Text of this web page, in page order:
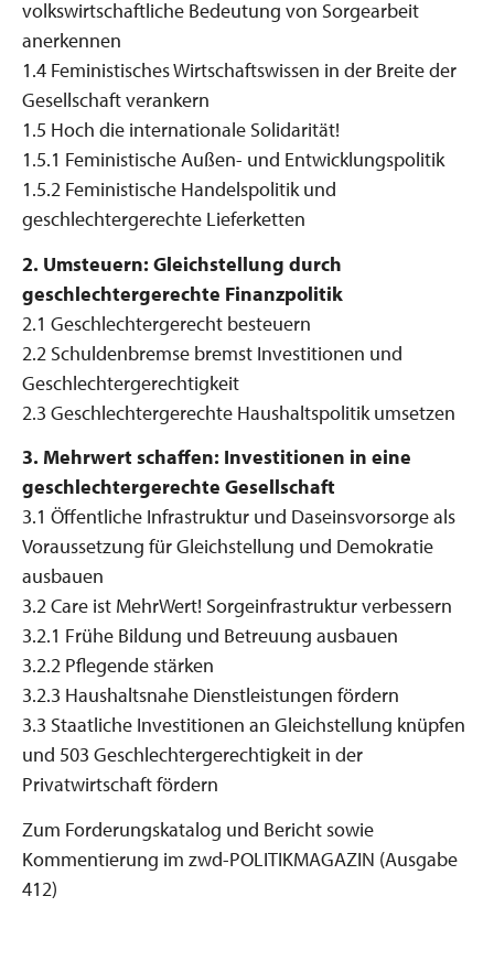
volkswirtschaftliche Bedeutung von Sorgearbeit
anerkennen
1.4 Feministisches Wirtschaftswissen in der Breite der
Gesellschaft verankern
1.5 Hoch die internationale Solidarität!
1.5.1 Feministische Außen- und Entwicklungspolitik
1.5.2 Feministische Handelspolitik und
geschlechtergerechte Lieferketten
2. Umsteuern: Gleichstellung durch
geschlechtergerechte Finanzpolitik
2.1 Geschlechtergerecht besteuern
2.2 Schuldenbremse bremst Investitionen und
Geschlechtergerechtigkeit
2.3 Geschlechtergerechte Haushaltspolitik umsetzen
3. Mehrwert schaffen: Investitionen in eine
geschlechtergerechte Gesellschaft
3.1 Öffentliche Infrastruktur und Daseinsvorsorge als
Voraussetzung für Gleichstellung und Demokratie
ausbauen
3.2 Care ist MehrWert! Sorgeinfrastruktur verbessern
3.2.1 Frühe Bildung und Betreuung ausbauen
3.2.2 Pflegende stärken
3.2.3 Haushaltsnahe Dienstleistungen fördern
3.3 Staatliche Investitionen an Gleichstellung knüpfen
und 503 Geschlechtergerechtigkeit in der
Privatwirtschaft fördern
Zum Forderungskatalog und Bericht sowie
Kommentierung im zwd-POLITIKMAGAZIN (Ausgabe
412)